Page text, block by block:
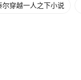
尔穿越一人之下小说